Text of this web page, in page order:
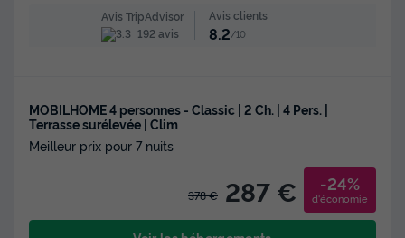
Avis TripAdvisor
192 avis
Avis clients
8.2/10
MOBILHOME 4 personnes - Classic | 2 Ch. | 4 Pers. |
Terrasse surélevée | Clim
Meilleur prix pour 7 nuits
378 € 287 € -24%
d'économie